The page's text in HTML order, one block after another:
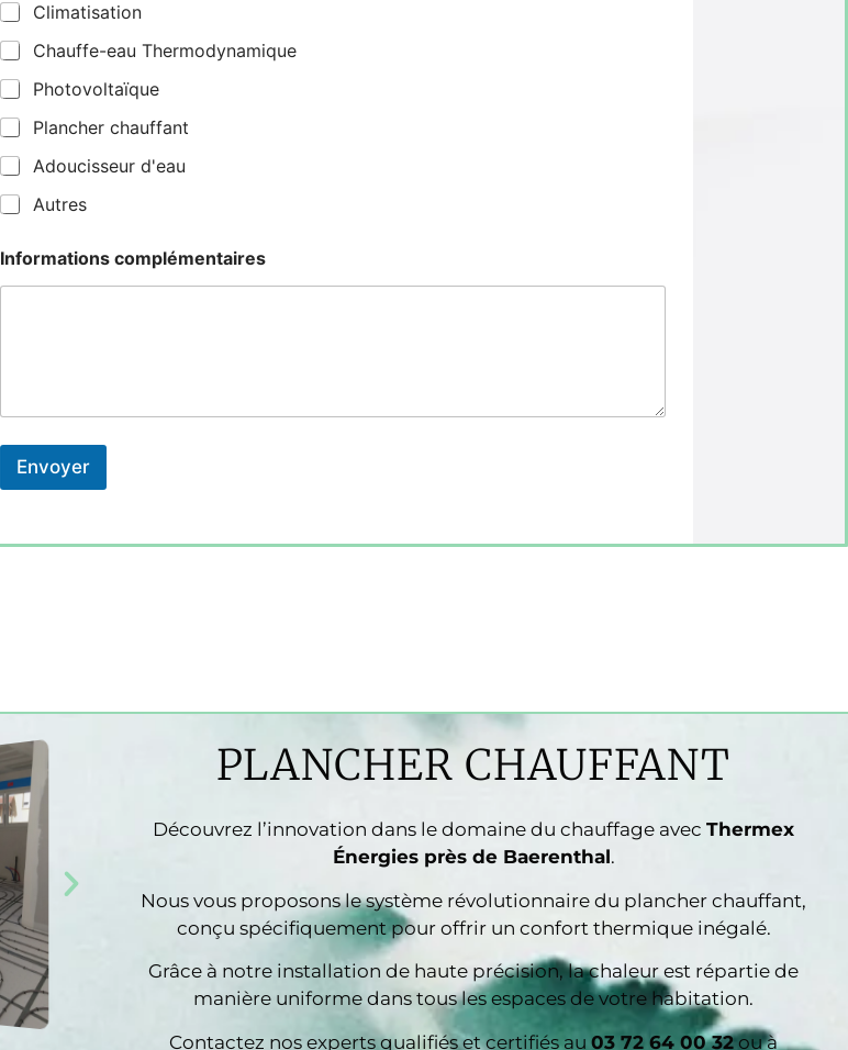
Climatisation
Chauffe-eau Thermodynamique
Photovoltaïque
Plancher chauffant
Adoucisseur d'eau
Autres
Informations complémentaires
Envoyer
PLANCHER CHAUFFANT
Découvrez l’innovation dans le domaine du chauffage avec Thermex
Énergies près de Baerenthal.
Nous vous proposons le système révolutionnaire du plancher chauffant,
conçu spécifiquement pour offrir un confort thermique inégalé.
Grâce à notre installation de haute précision, la chaleur est répartie de
manière uniforme dans tous les espaces de votre habitation.
Contactez nos experts qualifiés et certifiés au 03 72 64 00 32ou à